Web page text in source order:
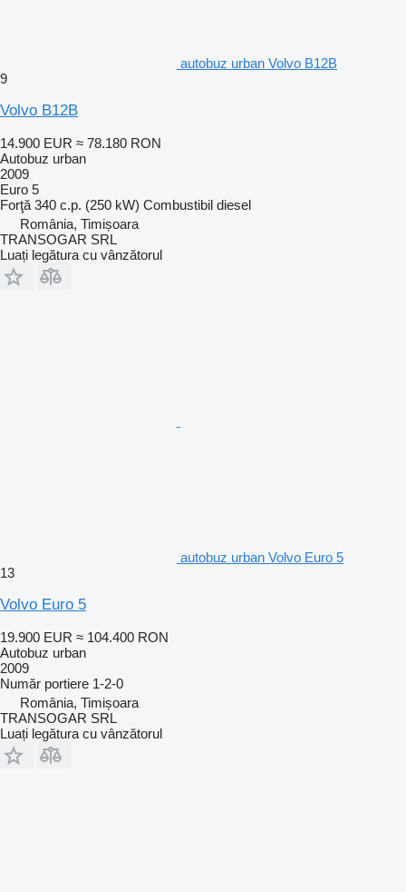
autobuz urban Volvo B12B
9
Volvo B12B
14.900 EUR ≈ 78.180 RON
Autobuz urban
2009
Euro 5
Forţă 340 c.p. (250 kW) Combustibil diesel
România, Timișoara
TRANSOGAR SRL
Luați legătura cu vânzătorul
autobuz urban Volvo Euro 5
13
Volvo Euro 5
19.900 EUR ≈ 104.400 RON
Autobuz urban
2009
Număr portiere 1-2-0
România, Timișoara
TRANSOGAR SRL
Luați legătura cu vânzătorul